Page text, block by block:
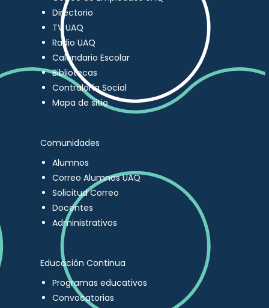
Directorio
TV UAQ
Radio UAQ
Calendario Escolar
Bibliotecas
Contraloría Social
Mapa de sitio
Comunidades
Alumnos
Correo Alumnos UAQ
Solicitud Correo
Docentes
Administrativos
Educación Continua
Programas educativos
Convocatorias